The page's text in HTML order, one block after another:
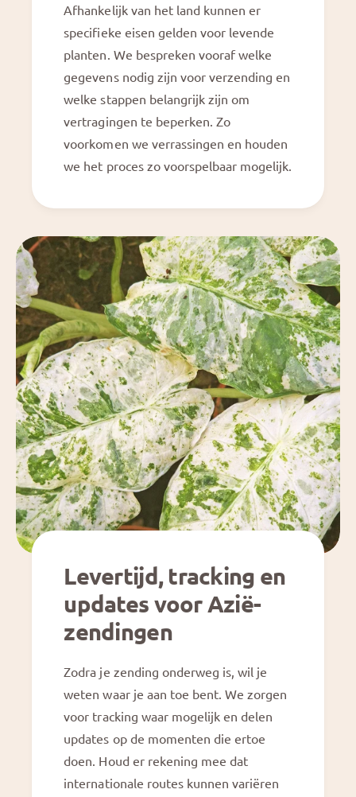
Afhankelijk van het land kunnen er
specifieke eisen gelden voor levende
planten. We bespreken vooraf welke
gegevens nodig zijn voor verzending en
welke stappen belangrijk zijn om
vertragingen te beperken. Zo
voorkomen we verrassingen en houden
we het proces zo voorspelbaar mogelijk.
Levertijd, tracking en
updates voor Azië-
zendingen
Zodra je zending onderweg is, wil je
weten waar je aan toe bent. We zorgen
voor tracking waar mogelijk en delen
updates op de momenten die ertoe
doen. Houd er rekening mee dat
internationale routes kunnen variëren